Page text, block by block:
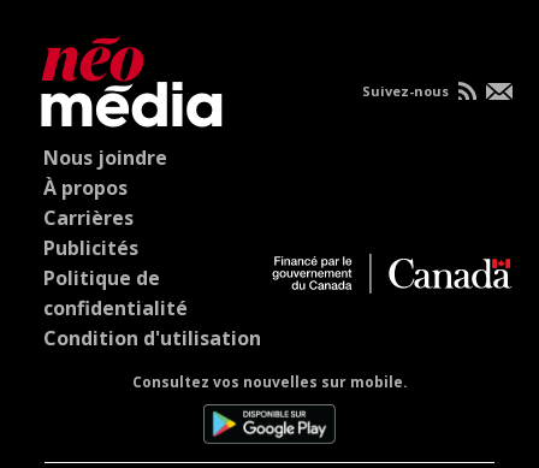
Nous joindre
À propos
Carrières
Publicités
Politique de
confidentialité
Condition d'utilisation
Consultez vos nouvelles sur mobile.
Suivez-nous